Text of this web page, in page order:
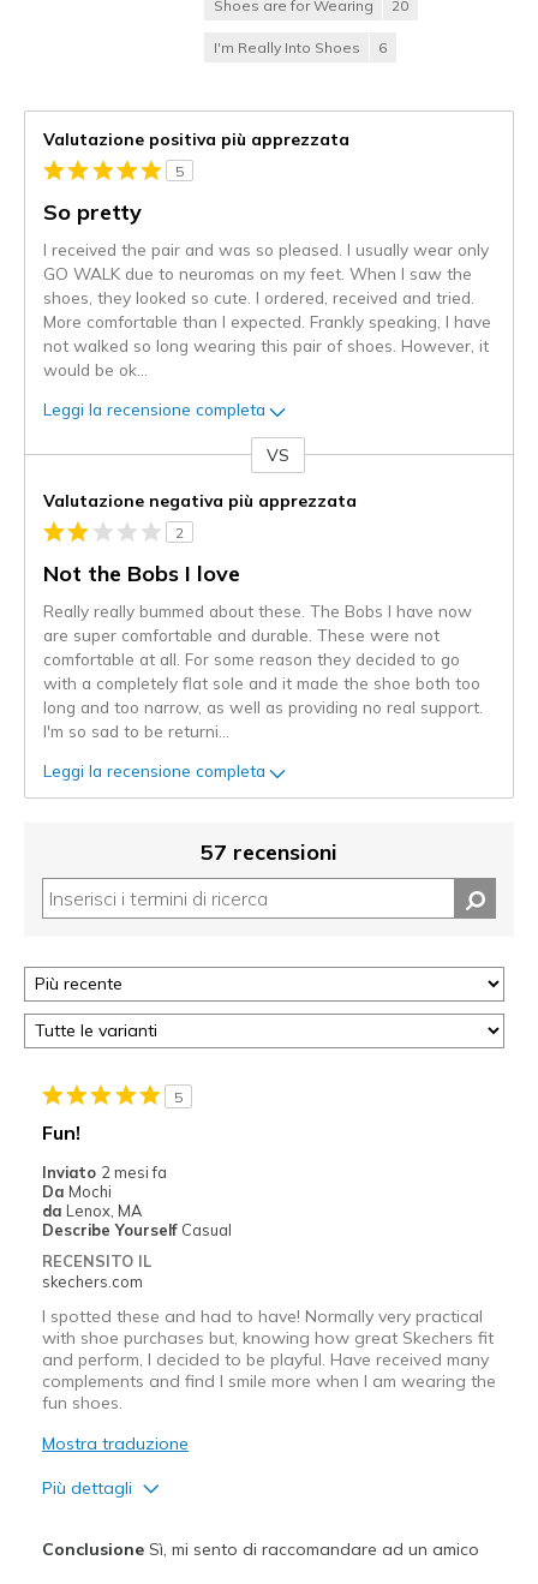
Shoes are for Wearing 20
I'm Really Into Shoes 6
Valutazione positiva più apprezzata
5
So pretty
I received the pair and was so pleased. I usually wear only
GO WALK due to neuromas on my feet. When I saw the
shoes, they looked so cute. I ordered, received and tried.
More comfortable than I expected. Frankly speaking, I have
not walked so long wearing this pair of shoes. However, it
would be ok
Leggi la recensione completa
VS
Valutazione negativa più apprezzata
2
Not the Bobs I love
Really really bummed about these. The Bobs I have now
are super comfortable and durable. These were not
comfortable at all. For some reason they decided to go
with a completely flat sole and it made the shoe both too
long and too narrow, as well as providing no real support.
I'm so sad to be returni
Leggi la recensione completa
57 recensioni
5
Fun!
Inviato 2 mesi fa
Da Mochi
da Lenox, MA
Describe Yourself Casual
RECENSITO IL
skechers.com
I spotted these and had to have! Normally very practical
with shoe purchases but, knowing how great Skechers fit
and perform, I decided to be playful. Have received many
complements and find I smile more when I am wearing the
fun shoes.
Mostra traduzione
Più dettagli
ConclusioneSì, mi sento di raccomandare ad un amico